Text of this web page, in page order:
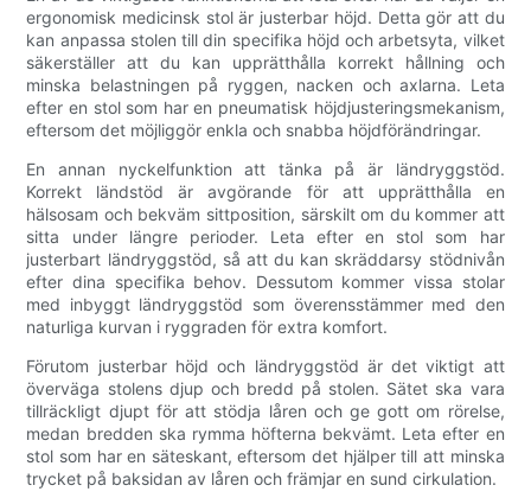
ergonomisk medicinsk stol är justerbar höjd. Detta gör att du
kan anpassa stolen till din specifika höjd och arbetsyta, vilket
säkerställer att du kan upprätthålla korrekt hållning och
minska belastningen på ryggen, nacken och axlarna. Leta
efter en stol som har en pneumatisk höjdjusteringsmekanism,
eftersom det möjliggör enkla och snabba höjdförändringar.
En annan nyckelfunktion att tänka på är ländryggstöd.
Korrekt ländstöd är avgörande för att upprätthålla en
hälsosam och bekväm sittposition, särskilt om du kommer att
sitta under längre perioder. Leta efter en stol som har
justerbart ländryggstöd, så att du kan skräddarsy stödnivån
efter dina specifika behov. Dessutom kommer vissa stolar
med inbyggt ländryggstöd som överensstämmer med den
naturliga kurvan i ryggraden för extra komfort.
Förutom justerbar höjd och ländryggstöd är det viktigt att
överväga stolens djup och bredd på stolen. Sätet ska vara
tillräckligt djupt för att stödja låren och ge gott om rörelse,
medan bredden ska rymma höfterna bekvämt. Leta efter en
stol som har en säteskant, eftersom det hjälper till att minska
trycket på baksidan av låren och främjar en sund cirkulation.